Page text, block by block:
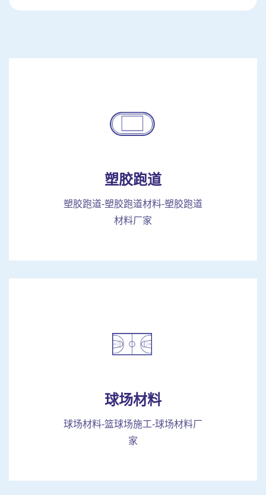
塑胶跑道
塑胶跑道-塑胶跑道材料-塑胶跑道
材料厂家
球场材料
球场材料-篮球场施工-球场材料厂
家